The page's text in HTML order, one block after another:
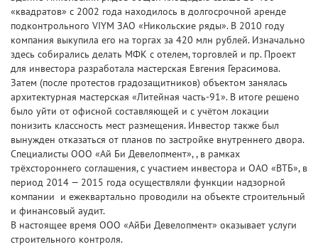
«квадратов» с 2002 года находилось в долгосрочной аренде
подконтрольного VIYM ЗАО «Никольские ряды». В 2010 году
компания выкупила его на торгах за 420 млн рублей. Изначально
здесь собирались делать МФК с отелем, торговлей и пр. Проект
для инвестора разработала мастерская Евгения Герасимова.
Затем (после протестов градозащитников) объектом занялась
архитектурная мастерская «Литейная часть-91». В итоге решено
было уйти от офисной составляющей и с учётом локации
понизить классность мест размещения. Инвестор также был
вынужден отказаться от планов по застройке внутреннего двора.
Специалисты ООО «Ай Би Девелопмент», , в рамках
трёхстороннего соглашения, с участием инвестора и ОАО «ВТБ», в
период 2014 — 2015 года осуществляли функции надзорной
компании и ежеквартально проводили на объекте строительный
и финансовый аудит.
В настоящее время ООО «АйБи Девелопмент» оказывает услуги
строительного контроля.